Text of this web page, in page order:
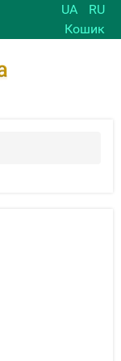
UA
RU
Кошик